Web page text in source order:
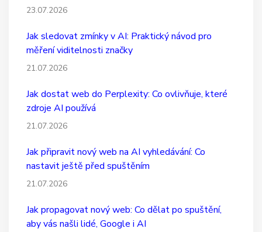
23.07.2026
Jak sledovat zmínky v AI: Praktický návod pro
měření viditelnosti značky
21.07.2026
Jak dostat web do Perplexity: Co ovlivňuje, které
zdroje AI používá
21.07.2026
Jak připravit nový web na AI vyhledávání: Co
nastavit ještě před spuštěním
21.07.2026
Jak propagovat nový web: Co dělat po spuštění,
aby vás našli lidé, Google i AI